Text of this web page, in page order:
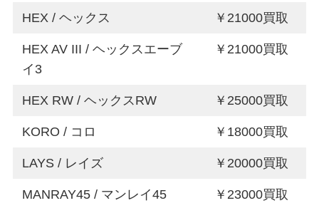
HEX / ヘックス ￥21000買取
HEX AV III / ヘックスエーブ
イ3
￥21000買取
HEX RW / ヘックスRW ￥25000買取
KORO / コロ ￥18000買取
LAYS / レイズ ￥20000買取
MANRAY45 / マンレイ45 ￥23000買取